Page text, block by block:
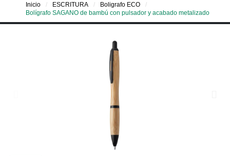
Inicio ESCRITURA
Boligrafo ECO
Bolígrafo SAGANO de bambú con pulsador y acabado metalizado